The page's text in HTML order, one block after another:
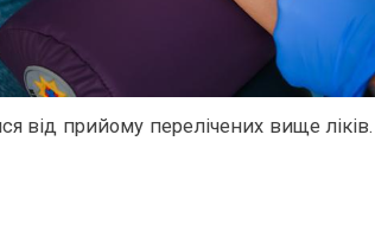
від прийому перелічених вище